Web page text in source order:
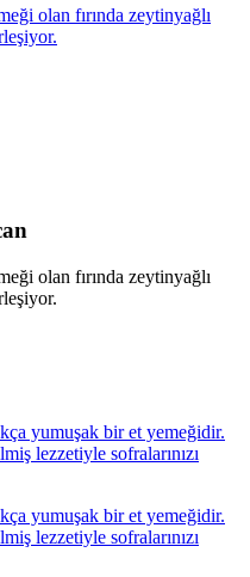
olan fırında zeytinyağlı
olan fırında zeytinyağlı
yumuşak bir et yemeğidir.
lezzetiyle sofralarınızı
yumuşak bir et yemeğidir.
lezzetiyle sofralarınızı